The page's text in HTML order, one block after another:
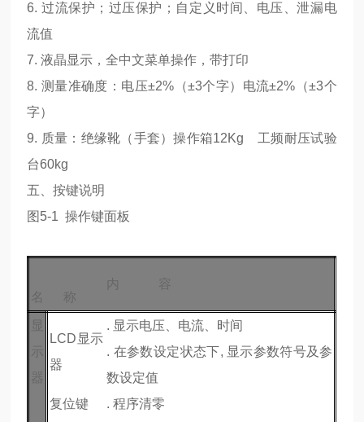
6. 过流保护；过压保护；自定义时间、电压、泄漏电
流值
7. 液晶显示，全中文菜单操作，带打印
8. 测量准确度：电压±2%（±3个字）电流±2%（±3个
字）
9. 质量：绝缘靴（手套）操作箱12Kg 工频耐压试验
台60kg
五、按键说明
图5-1 操作键面板
名 称
内 容
显
示
器
LCD显示
器
. 显示电压、电流、时间
. 在参数设定状态下, 显示参数符号及参
数设定值
复位键 . 程序清零